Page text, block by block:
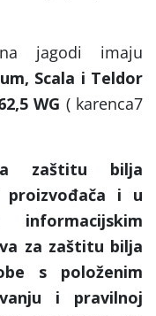
jagodi imaju
Scala i Teldor
WG ( karenca7
zaštitu bilja
proizvođača i u
za zaštitu bilja
s položenim
i pravilnoj